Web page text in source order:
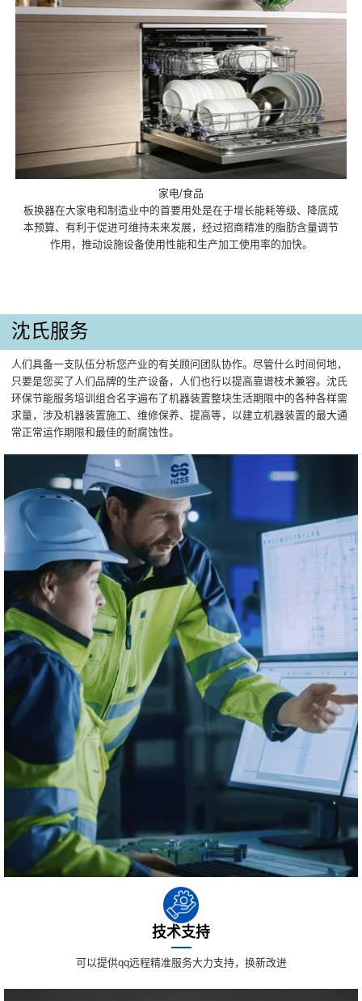
家电/食品
板换器在大家电和制造业中的首要用处是在于增长能耗等级、降底成
本预算、有利于促进可维持未来发展，经过招商精准的脂肪含量调节
作用，推动设施设备使用性能和生产加工使用率的加快。
沈氏服务
人们具备一支队伍分析您产业的有关顾问团队协作。尽管什么时间何地，
只要是您买了人们品牌的生产设备，人们也行以提高靠谱枝术兼容。沈氏
环保节能服务培训组合名字遍布了机器装置整块生活期限中的各种各样需
求量，涉及机器装置施工、维修保养、提高等，以建立机器装置的最大通
常正常运作期限和最佳的耐腐蚀性。
技术支持
可以提供qq远程精准服务大力支持，换新改进